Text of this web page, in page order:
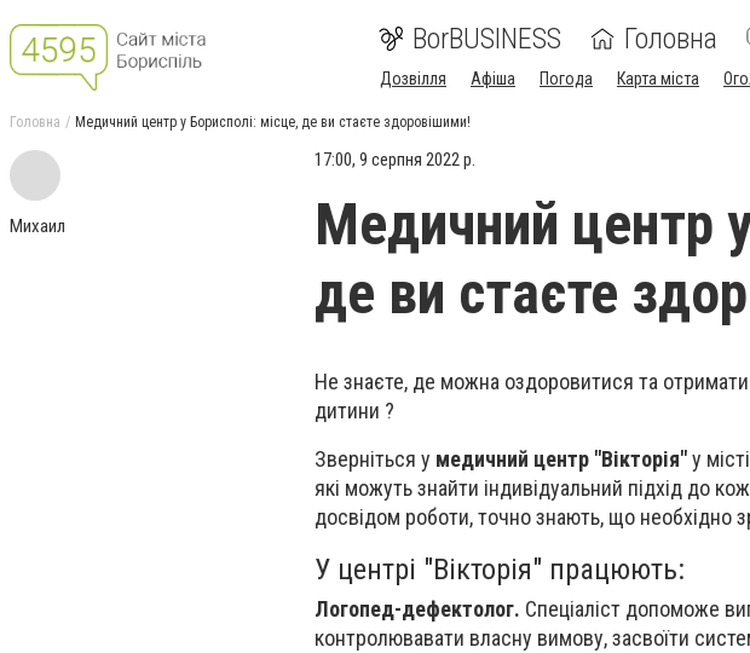
BorBUSINESS Головна
Дозвілля Афіша Погода Карта міста
Головна Медичний центр у Борисполі: місце, де ви стаєте здоровішими!
Михаил
17:00, 9 серпня 2022 р.
Медичний центр
де ви стаєте
Не знаєте, де можна оздоровитися та
дитини ?
Зверніться у медичний центр "Вікторія"у
які можуть знайти індивідуальний підхід до
досвідом роботи, точно знають, що необхідно
У центрі "Вікторія" працюють:
Логопед-дефектолог. Спеціаліст допоможе
контролювавати власну вимову, засвоїти